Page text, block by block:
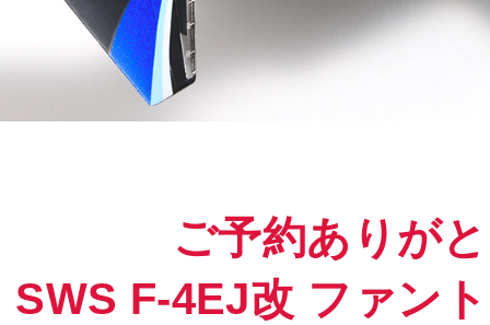
ご予約ありが
SWS F-4EJ改 ファン